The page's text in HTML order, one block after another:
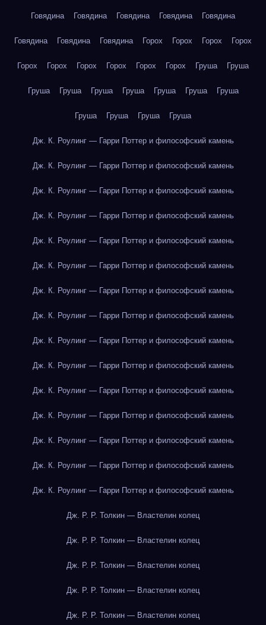
Говядина Говядина Говядина Говядина Говядина
Говядина Говядина Говядина Горох Горох Горох Горох
Горох Горох Горох Горох Горох Горох Груша Груша
Груша Груша Груша Груша Груша Груша Груша
Груша Груша Груша Груша
Дж. К. Роулинг — Гарри Поттер и философский камень
Дж. К. Роулинг — Гарри Поттер и философский камень
Дж. К. Роулинг — Гарри Поттер и философский камень
Дж. К. Роулинг — Гарри Поттер и философский камень
Дж. К. Роулинг — Гарри Поттер и философский камень
Дж. К. Роулинг — Гарри Поттер и философский камень
Дж. К. Роулинг — Гарри Поттер и философский камень
Дж. К. Роулинг — Гарри Поттер и философский камень
Дж. К. Роулинг — Гарри Поттер и философский камень
Дж. К. Роулинг — Гарри Поттер и философский камень
Дж. К. Роулинг — Гарри Поттер и философский камень
Дж. К. Роулинг — Гарри Поттер и философский камень
Дж. К. Роулинг — Гарри Поттер и философский камень
Дж. К. Роулинг — Гарри Поттер и философский камень
Дж. К. Роулинг — Гарри Поттер и философский камень
Дж. Р. Р. Толкин — Властелин колец
Дж. Р. Р. Толкин — Властелин колец
Дж. Р. Р. Толкин — Властелин колец
Дж. Р. Р. Толкин — Властелин колец
Дж. Р. Р. Толкин — Властелин колец